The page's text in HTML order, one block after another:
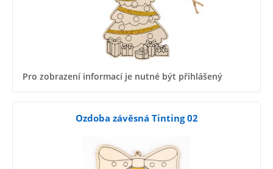
Pro zobrazení informací je nutné být přihlášený
Ozdoba závěsná Tinting 02